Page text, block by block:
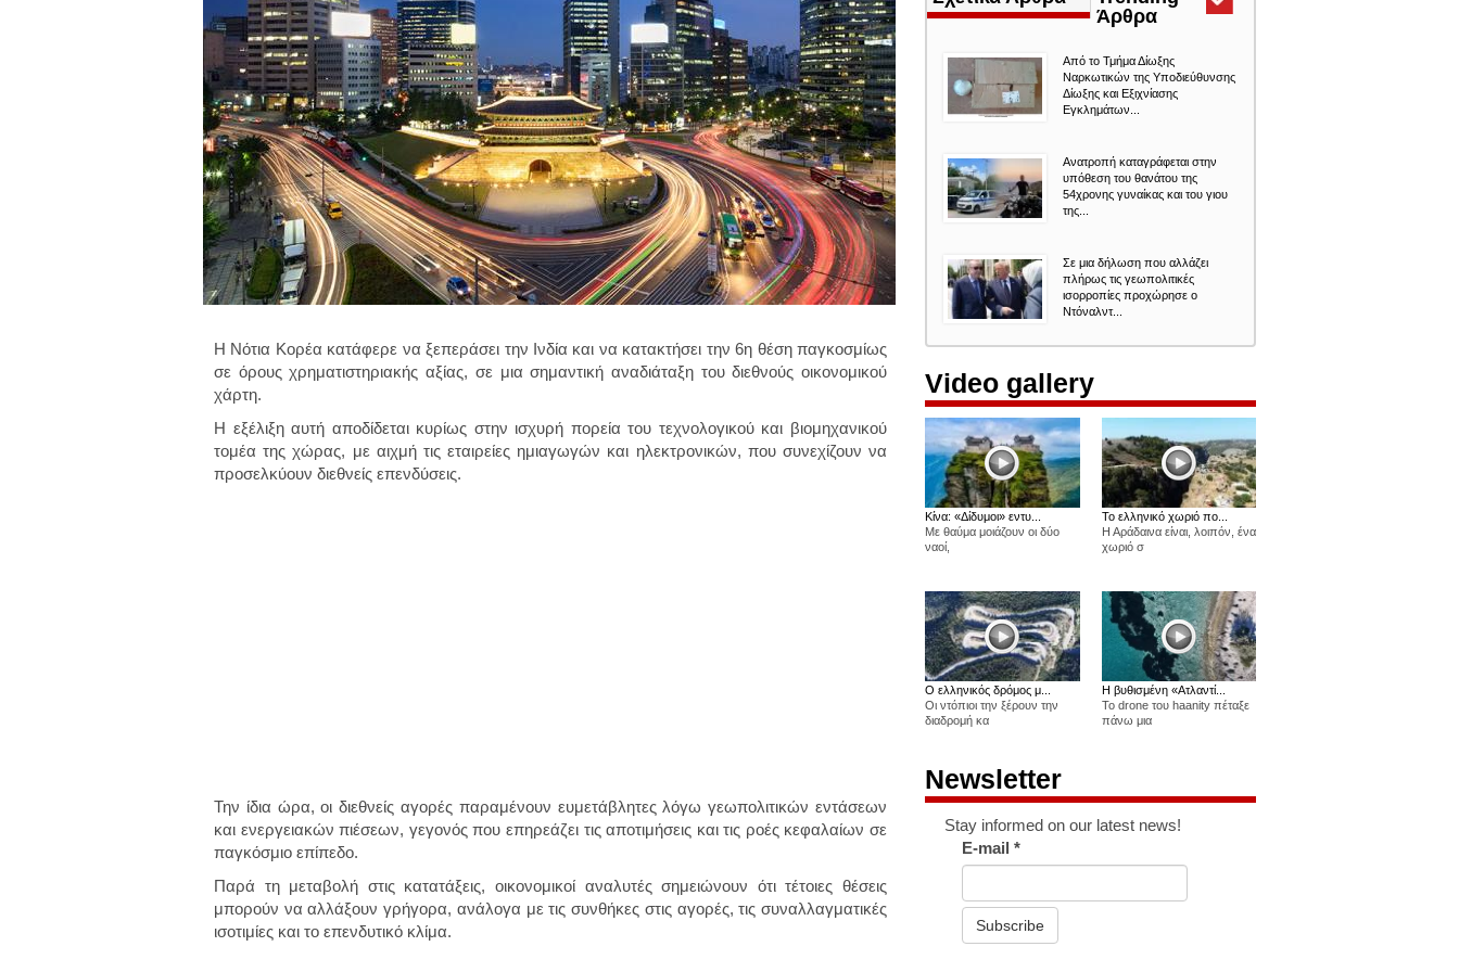
Η Νότια Κορέα κατάφερε να ξεπεράσει την Ινδία και να κατακτήσει την 6η θέση παγκοσμίως
σε όρους χρηματιστηριακής αξίας, σε μια σημαντική αναδιάταξη του διεθνούς οικονομικού
χάρτη.
Η εξέλιξη αυτή αποδίδεται κυρίως στην ισχυρή πορεία του τεχνολογικού και βιομηχανικού
τομέα της χώρας, με αιχμή τις εταιρείες ημιαγωγών και ηλεκτρονικών, που συνεχίζουν να
προσελκύουν διεθνείς επενδύσεις.
Την ίδια ώρα, οι διεθνείς αγορές παραμένουν ευμετάβλητες λόγω γεωπολιτικών εντάσεων
και ενεργειακών πιέσεων, γεγονός που επηρεάζει τις αποτιμήσεις και τις ροές κεφαλαίων σε
παγκόσμιο επίπεδο.
Παρά τη μεταβολή στις κατατάξεις, οικονομικοί αναλυτές σημειώνουν ότι τέτοιες θέσεις
μπορούν να αλλάξουν γρήγορα, ανάλογα με τις συνθήκες στις αγορές, τις συναλλαγματικές
ισοτιμίες και το επενδυτικό κλίμα.
Άρθρα(ενεργή
Από το Τμήμα Δίωξης
Ναρκωτικών της Υποδιεύθυνσης
Δίωξης και Εξιχνίασης
Εγκλημάτων...
Ανατροπή καταγράφεται στην
υπόθεση του θανάτου της
54χρονης γυναίκας και του γιου
της...
Σε μια δήλωση που αλλάζει
πλήρως τις γεωπολιτικές
ισορροπίες προχώρησε ο
Ντόναλντ...
Video gallery
Κίνα: «Δίδυμοι» εντυ...
Με θαύμα μοιάζουν οι δύο
ναοί,
Το ελληνικό χωριό πο...
Η Αράδαινα είναι, λοιπόν, ένα
χωριό σ
Ο ελληνικός δρόμος μ...
Οι ντόπιοι την ξέρουν την
διαδρομή κα
Η βυθισμένη «Ατλαντί...
Το drone του haanity πέταξε
πάνω μια
Newsletter
Stay informed on our latest news!
E-mail*
Subscribe